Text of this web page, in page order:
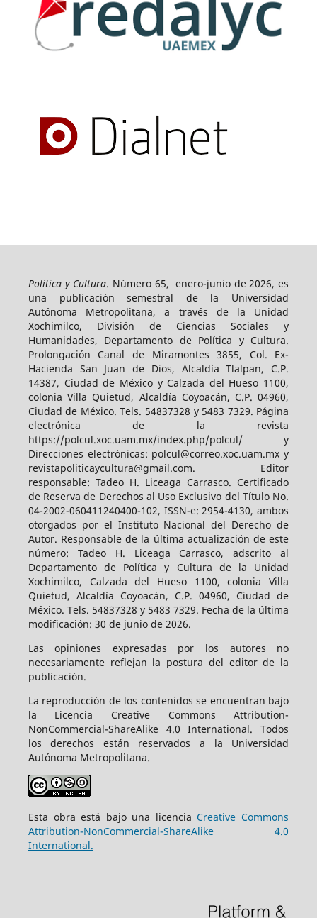
Política y Cultura. Número 65, enero-junio de 2026, es
una publicación semestral de la Universidad
Autónoma Metropolitana, a través de la Unidad
Xochimilco, División de Ciencias Sociales y
Humanidades, Departamento de Política y Cultura.
Prolongación Canal de Miramontes 3855, Col. Ex-
Hacienda San Juan de Dios, Alcaldía Tlalpan, C.P.
14387, Ciudad de México y Calzada del Hueso 1100,
colonia Villa Quietud, Alcaldía Coyoacán, C.P. 04960,
Ciudad de México. Tels. 54837328 y 5483 7329. Página
electrónica de la revista
https://polcul.xoc.uam.mx/index.php/polcul/ y
Direcciones electrónicas: polcul@correo.xoc.uam.mx y
revistapoliticaycultura@gmail.com. Editor
responsable: Tadeo H. Liceaga Carrasco. Certificado
de Reserva de Derechos al Uso Exclusivo del Título No.
04-2002-060411240400-102, ISSN-e: 2954-4130, ambos
otorgados por el Instituto Nacional del Derecho de
Autor. Responsable de la última actualización de este
número: Tadeo H. Liceaga Carrasco, adscrito al
Departamento de Política y Cultura de la Unidad
Xochimilco, Calzada del Hueso 1100, colonia Villa
Quietud, Alcaldía Coyoacán, C.P. 04960, Ciudad de
México. Tels. 54837328 y 5483 7329. Fecha de la última
modificación: 30 de junio de 2026.
Las opiniones expresadas por los autores no
necesariamente reflejan la postura del editor de la
publicación.
La reproducción de los contenidos se encuentran bajo
la Licencia Creative Commons Attribution-
NonCommercial-ShareAlike 4.0 International. Todos
los derechos están reservados a la Universidad
Autónoma Metropolitana.
Esta obra está bajo una licenciaCreative Commons
Attribution-NonCommercial-ShareAlike 4.0
International.